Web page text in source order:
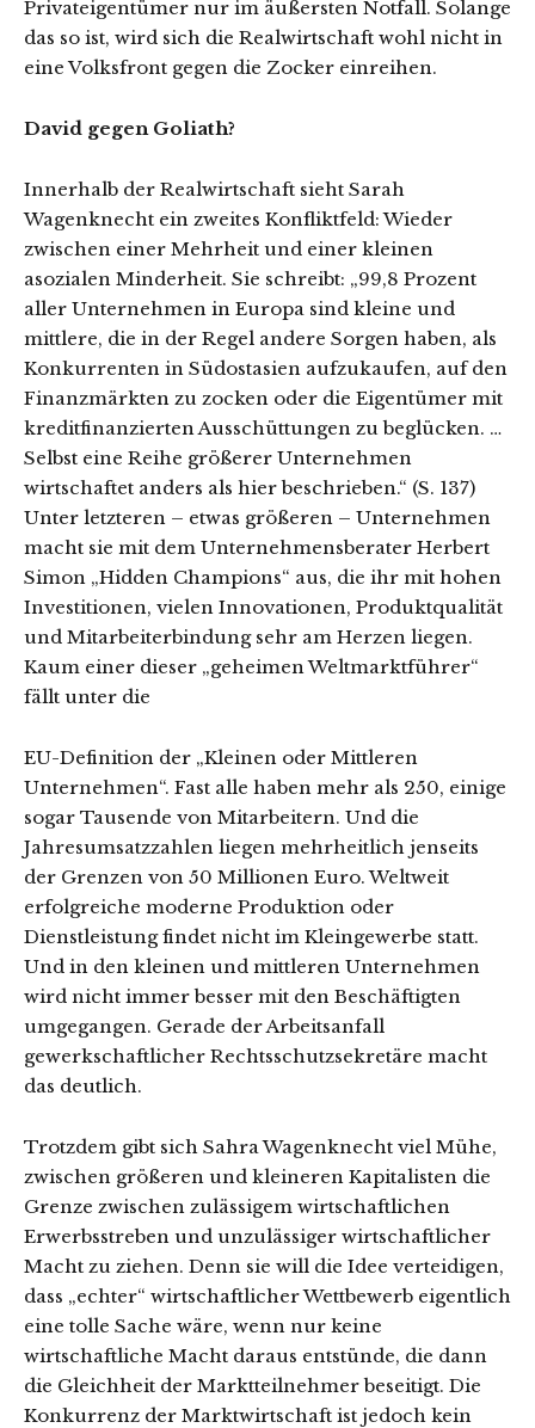
Privateigentümer nur im äußersten Notfall. Solange
das so ist, wird sich die Realwirtschaft wohl nicht in
eine Volksfront gegen die Zocker einreihen.
David gegen Goliath?
Innerhalb der Realwirtschaft sieht Sarah
Wagenknecht ein zweites Konfliktfeld: Wieder
zwischen einer Mehrheit und einer kleinen
asozialen Minderheit. Sie schreibt: „99,8 Prozent
aller Unternehmen in Europa sind kleine und
mittlere, die in der Regel andere Sorgen haben, als
Konkurrenten in Südostasien aufzukaufen, auf den
Finanzmärkten zu zocken oder die Eigentümer mit
kreditfinanzierten Ausschüttungen zu beglücken. …
Selbst eine Reihe größerer Unternehmen
wirtschaftet anders als hier beschrieben.“ (S. 137)
Unter letzteren – etwas größeren – Unternehmen
macht sie mit dem Unternehmensberater Herbert
Simon „Hidden Champions“ aus, die ihr mit hohen
Investitionen, vielen Innovationen, Produktqualität
und Mitarbeiterbindung sehr am Herzen liegen.
Kaum einer dieser „geheimen Weltmarktführer“
fällt unter die
EU-Definition der „Kleinen oder Mittleren
Unternehmen“. Fast alle haben mehr als 250, einige
sogar Tausende von Mitarbeitern. Und die
Jahresumsatzzahlen liegen mehrheitlich jenseits
der Grenzen von 50 Millionen Euro. Weltweit
erfolgreiche moderne Produktion oder
Dienstleistung findet nicht im Kleingewerbe statt.
Und in den kleinen und mittleren Unternehmen
wird nicht immer besser mit den Beschäftigten
umgegangen. Gerade der Arbeitsanfall
gewerkschaftlicher Rechtsschutzsekretäre macht
das deutlich.
Trotzdem gibt sich Sahra Wagenknecht viel Mühe,
zwischen größeren und kleineren Kapitalisten die
Grenze zwischen zulässigem wirtschaftlichen
Erwerbsstreben und unzulässiger wirtschaftlicher
Macht zu ziehen. Denn sie will die Idee verteidigen,
dass „echter“ wirtschaftlicher Wettbewerb eigentlich
eine tolle Sache wäre, wenn nur keine
wirtschaftliche Macht daraus entstünde, die dann
die Gleichheit der Marktteilnehmer beseitigt. Die
Konkurrenz der Marktwirtschaft ist jedoch kein